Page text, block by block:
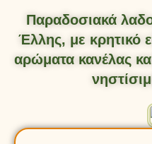
Παραδοσιακά
Έλλης, με κρητικό
αρώματα κανέλας